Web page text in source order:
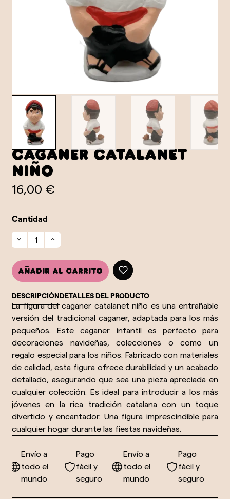
Caganer Catalanet
niño
16,00 €
Cantidad
Añadir al carrito
DESCRIPCIÓNDETALLES DEL PRODUCTO
La figura del caganer catalanet niño es una entrañable
versión del tradicional caganer, adaptada para los más
pequeños. Este caganer infantil es perfecto para
decoraciones navideñas, colecciones o como un
regalo especial para los niños. Fabricado con materiales
de calidad, esta figura ofrece durabilidad y un acabado
detallado, asegurando que sea una pieza apreciada en
cualquier colección. Es ideal para introducir a los más
jóvenes en la rica tradición catalana con un toque
divertido y encantador. Una figura imprescindible para
cualquier hogar durante las fiestas navideñas.
Envío a
todo el
mundo
Pago
fàcil y
seguro
Envío a
todo el
mundo
Pago
fàcil y
seguro